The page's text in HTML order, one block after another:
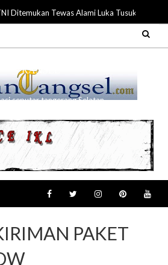
Ditemukan Tewas Alami Luka Tusuk di Gading
RANSEL
seputar tangerang Selatan
PAKET